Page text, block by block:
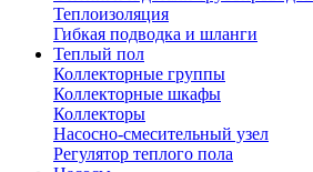
Теплоизоляция
Гибкая подводка и шланги
Теплый пол
Коллекторные группы
Коллекторные шкафы
Коллекторы
Насосно-смесительный узел
Регулятор теплого пола